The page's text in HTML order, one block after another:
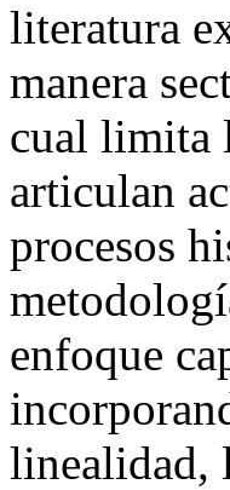
literatura
manera
cual limita
articulan
procesos
enfoque
linealidad,